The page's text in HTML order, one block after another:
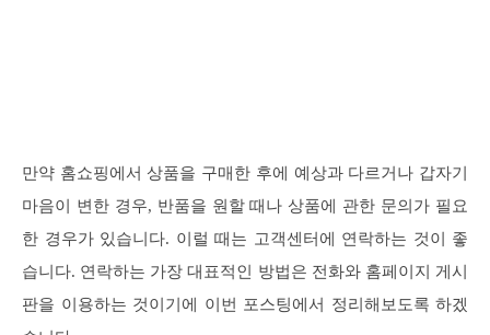
만약 홈쇼핑에서 상품을 구매한 후에 예상과 다르거나 갑자기
마음이 변한 경우, 반품을 원할 때나 상품에 관한 문의가 필요
한 경우가 있습니다. 이럴 때는 고객센터에 연락하는 것이 좋
습니다. 연락하는 가장 대표적인 방법은 전화와 홈페이지 게시
판을 이용하는 것이기에 이번 포스팅에서 정리해보도록 하겠